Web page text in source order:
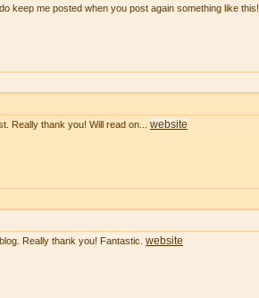
keep me posted when you post again something like this!
Really thank you! Will read on... website
Really thank you! Fantastic. website